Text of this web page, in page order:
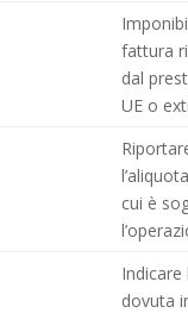
fattura
dal
UE o
cui è
Indicare
dovuta